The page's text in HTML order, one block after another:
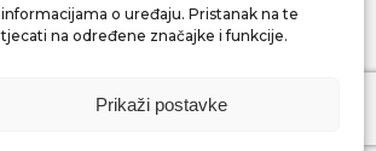
o uređaju. Pristanak na te
na određene značajke i funkcije.
Prikaži postavke